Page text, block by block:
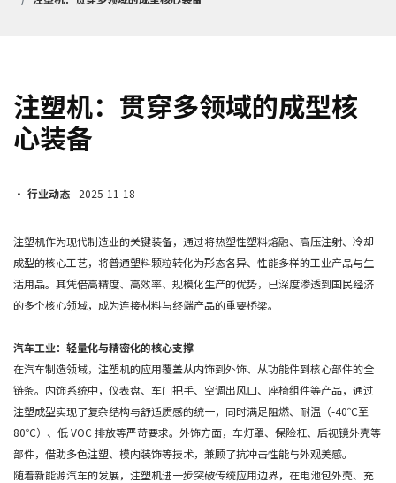
注塑机：贯穿多领域的成型核
心装备
• 行业动态- 2025-11-18
注塑机作为现代制造业的关键装备，通过将热塑性塑料熔融、高压注射、冷却
成型的核心工艺，将普通塑料颗粒转化为形态各异、性能多样的工业产品与生
活用品。其凭借高精度、高效率、规模化生产的优势，已深度渗透到国民经济
的多个核心领域，成为连接材料与终端产品的重要桥梁。
汽车工业：轻量化与精密化的核心支撑
在汽车制造领域，注塑机的应用覆盖从内饰到外饰、从功能件到核心部件的全
链条。内饰系统中，仪表盘、车门把手、空调出风口、座椅组件等产品，通过
注塑成型实现了复杂结构与舒适质感的统一，同时满足阻燃、耐温（-40℃至
80℃）、低 VOC 排放等严苛要求。外饰方面，车灯罩、保险杠、后视镜外壳等
部件，借助多色注塑、模内装饰等技术，兼顾了抗冲击性能与外观美感。
随着新能源汽车的发展，注塑机进一步突破传统应用边界，在电池包外壳、充